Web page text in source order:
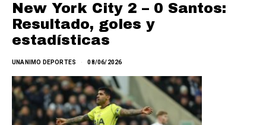
New York City 2 – 0 Santos:
Resultado, goles y
estadísticas
UNANIMO DEPORTES 08/06/2026